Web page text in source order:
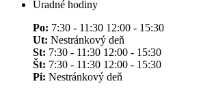
Úradné hodiny
Po: 7:30 - 11:30 12:00 - 15:30
Ut: Nestránkový deň
St: 7:30 - 11:30 12:00 - 15:30
Št: 7:30 - 11:30 12:00 - 15:30
Pi: Nestránkový deň